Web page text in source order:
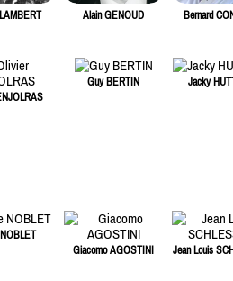
Alain GENOUD Bernard
Guy BERTIN Jacky
Giacomo AGOSTINI
Jean Louis